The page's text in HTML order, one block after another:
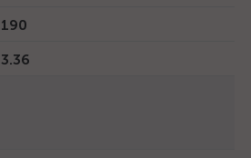
190
3.36